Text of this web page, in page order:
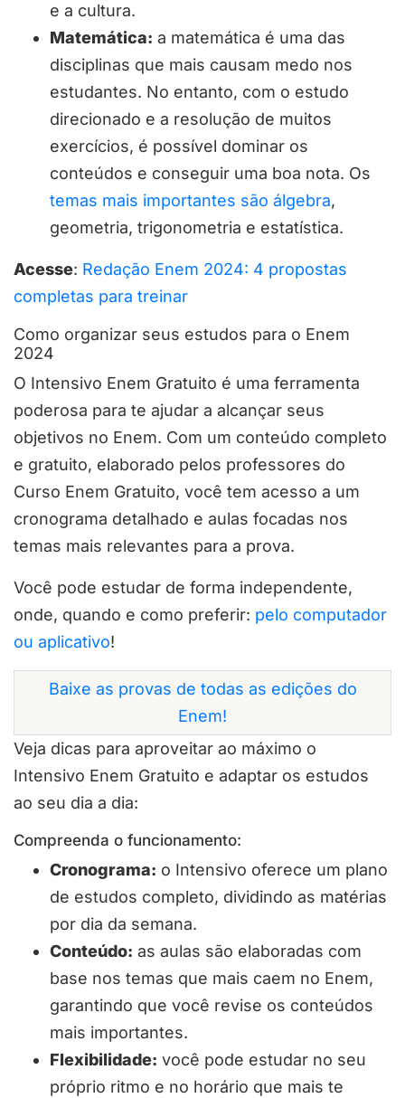
e a cultura.
Matemática: a matemática é uma das
disciplinas que mais causam medo nos
estudantes. No entanto, com o estudo
direcionado e a resolução de muitos
exercícios, é possível dominar os
conteúdos e conseguir uma boa nota. Os
temas mais importantes são álgebra,
geometria, trigonometria e estatística.
Acesse: Redação Enem 2024: 4 propostas
completas para treinar
Como organizar seus estudos para o Enem
2024
O Intensivo Enem Gratuito é uma ferramenta
poderosa para te ajudar a alcançar seus
objetivos no Enem. Com um conteúdo completo
e gratuito, elaborado pelos professores do
Curso Enem Gratuito, você tem acesso a um
cronograma detalhado e aulas focadas nos
temas mais relevantes para a prova.
Você pode estudar de forma independente,
onde, quando e como preferir: pelo computador
ou aplicativo!
Baixe as provas de todas as edições do
Enem!
Veja dicas para aproveitar ao máximo o
Intensivo Enem Gratuito e adaptar os estudos
ao seu dia a dia:
Compreenda o funcionamento:
Cronograma: o Intensivo oferece um plano
de estudos completo, dividindo as matérias
por dia da semana.
Conteúdo: as aulas são elaboradas com
base nos temas que mais caem no Enem,
garantindo que você revise os conteúdos
mais importantes.
Flexibilidade: você pode estudar no seu
próprio ritmo e no horário que mais te